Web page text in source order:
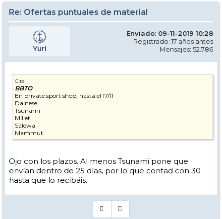
Re: Ofertas puntuales de material
Yuri
Enviado: 09-11-2019 10:28
Registrado: 17 años antes
Mensajes: 52.786
Cita
BBTO
En private sport shop, hasta el 17/11
Dainese
Tsunami
Millet
Salewa
Mammut
Ojo con los plazos. Al menos Tsunami pone que
envían dentro de 25 días, por lo que contad con 30
hasta que lo recibáis.